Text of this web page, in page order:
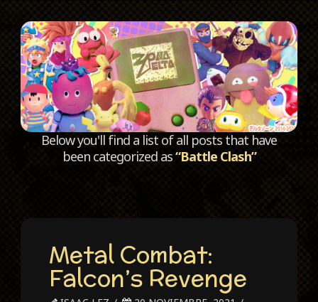
Below you'll find a list of all posts that have
been categorized as“Battle Clash”
Metal Combat:
Falcon’s Revenge